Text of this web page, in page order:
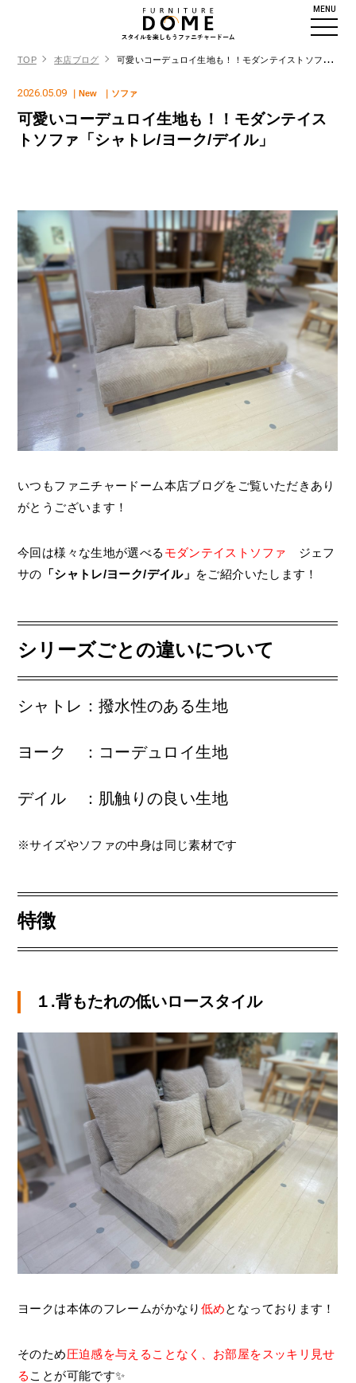
MENU
TOP 本店ブログ 可愛いコーデュロイ生地も！！モダンテイストソファ「シャトレ/ヨーク/デイル」
2026.05.09 ｜New ｜ソファ
可愛いコーデュロイ生地も！！モダンテイス
トソファ「シャトレ/ヨーク/デイル」
いつもファニチャードーム本店ブログをご覧いただきあり
がとうございます！
今回は様々な生地が選べる モダンテイストソファ ジェフ
サの 「シャトレ/ヨーク/デイル」 をご紹介いたします！
シリーズごとの違いについて
シャトレ：撥水性のある生地
ヨーク ：コーデュロイ生地
デイル ：肌触りの良い生地
※サイズやソファの中身は同じ素材です
特徴
１.背もたれの低いロースタイル
ヨークは本体のフレームがかなり 低めとなっております！
そのため圧迫感を与えることなく、お部屋をスッキリ見せ
る ことが可能です✨